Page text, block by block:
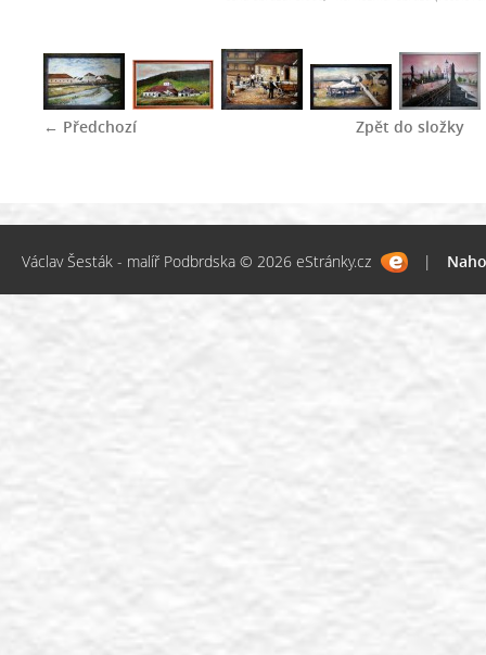
← Předchozí Zpět do složky
Václav Šesták - malíř Podbrdska © 2026 eStránky.cz |